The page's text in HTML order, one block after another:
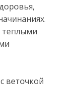
теплыми
веточкой